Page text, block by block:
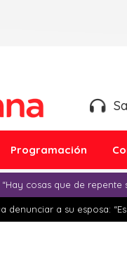
Programación
cosas que de repente
a su esposa: